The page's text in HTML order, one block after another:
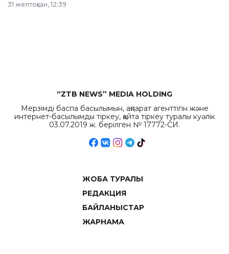
республиканского
31 желтоқсан, 12:39
“ZTB NEWS” MEDIA HOLDING
Мерзімді баспа басылымын, ақпарат агенттігін және
интернет-басылымды тіркеу, қайта тіркеу туралы куәлік
03.07.2019 ж. берілген № 17772-СИ.
ЖОБА ТУРАЛЫ
РЕДАКЦИЯ
БАЙЛАНЫСТАР
ЖАРНАМА